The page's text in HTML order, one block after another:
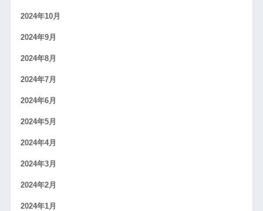
2024年10月
2024年9月
2024年8月
2024年7月
2024年6月
2024年5月
2024年4月
2024年3月
2024年2月
2024年1月